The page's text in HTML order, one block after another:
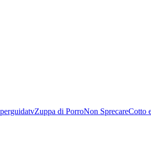
Zuppa di PorroNon SprecareCotto